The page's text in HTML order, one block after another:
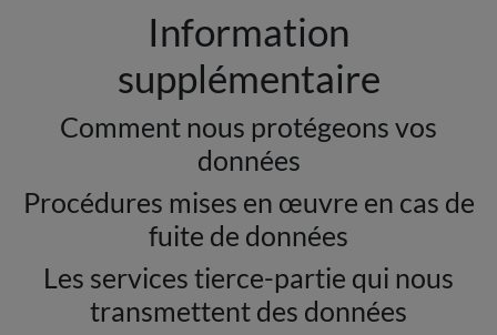
Information
supplémentaire
Comment nous protégeons vos
données
Procédures mises en œuvre en cas de
fuite de données
Les services tierce-partie qui nous
transmettent des données